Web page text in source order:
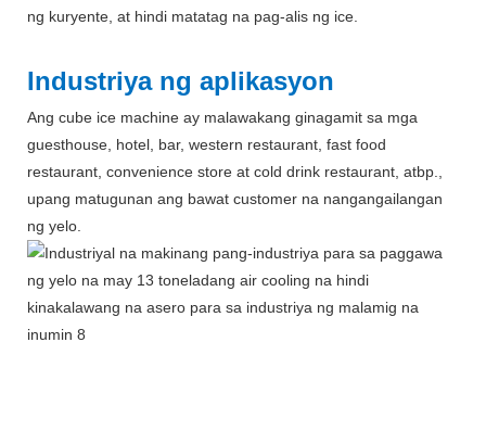
ng kuryente, at hindi matatag na pag-alis ng ice.
Industriya ng aplikasyon
Ang cube ice machine ay malawakang ginagamit sa mga
guesthouse, hotel, bar, western restaurant, fast food
restaurant, convenience store at cold drink restaurant, atbp.,
upang matugunan ang bawat customer na nangangailangan
ng yelo.